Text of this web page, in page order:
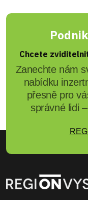
Editor 1 Region24
Reporting
zatím